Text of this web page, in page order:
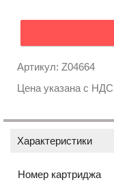
Артикул: Z04664
Цена указана с НДС
Характеристики
Номер картриджа